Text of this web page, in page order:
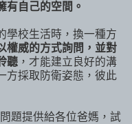
有自己的空間。
學校生活時，換一種方
權威的方式詢問，並對
聽 ，才能建立良好的溝
方採取防衛姿態，彼此
題提供給各位爸媽，試